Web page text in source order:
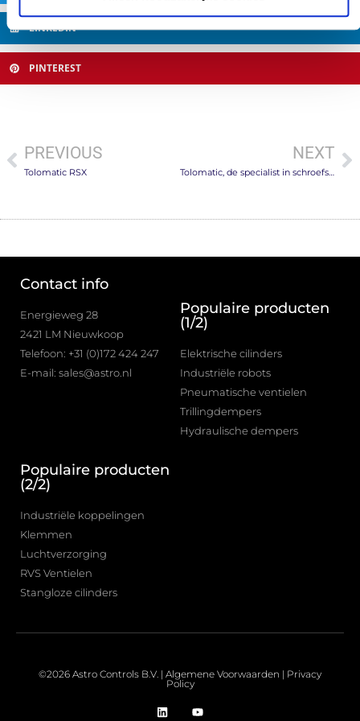
LINKEDIN
PINTEREST
PREVIOUS
Tolomatic RSX
NEXT
Tolomatic, de specialist in schroefspindel en drijfriem actuatoren
Contact info
Energieweg 28
2421 LM Nieuwkoop
Telefoon: +31 (0)172 424 247
E-mail: sales@astro.nl
Populaire producten
(1/2)
Elektrische cilinders
Industriële robots
Pneumatische ventielen
Trillingdempers
Hydraulische dempers
Populaire producten
(2/2)
Industriële koppelingen
Klemmen
Luchtverzorging
RVS Ventielen
Stangloze cilinders
©2026 Astro Controls B.V. | Algemene Voorwaarden | Privacy
Policy